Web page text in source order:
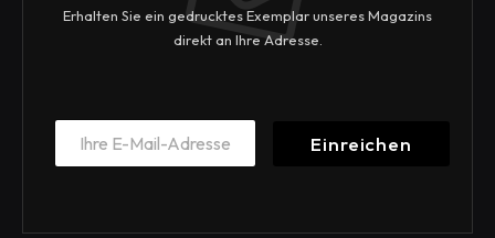
Erhalten Sie ein gedrucktes Exemplar unseres Magazins
direkt an Ihre Adresse.
E
a
*
Einreichen